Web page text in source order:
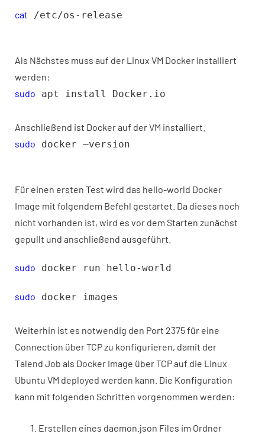
cat /etc/os-release
Als Nächstes muss auf der Linux VM Docker installiert
werden:
sudo apt install Docker.io
Anschließend ist Docker auf der VM installiert.
sudo docker –version
Für einen ersten Test wird das hello-world Docker
Image mit folgendem Befehl gestartet. Da dieses noch
nicht vorhanden ist, wird es vor dem Starten zunächst
gepullt und anschließend ausgeführt.
sudo docker run hello-world
sudo docker images
Weiterhin ist es notwendig den Port 2375 für eine
Connection über TCP zu konfigurieren, damit der
Talend Job als Docker Image über TCP auf die Linux
Ubuntu VM deployed werden kann. Die Konfiguration
kann mit folgenden Schritten vorgenommen werden:
Erstellen eines daemon.json Files im Ordner